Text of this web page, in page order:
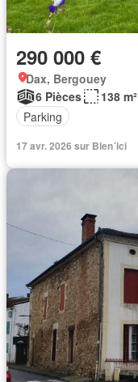
290 000 €
Dax, Bergouey
6 Pièces
138 m²
Parking
17 avr. 2026 sur Bien´ici